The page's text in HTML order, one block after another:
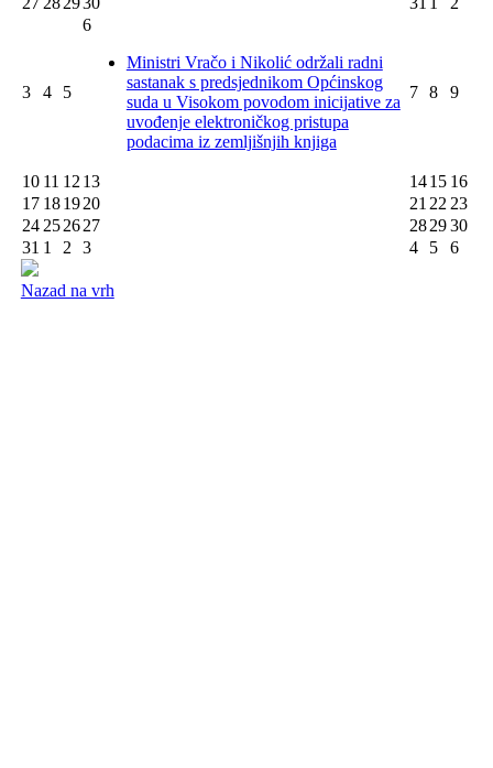
3 4 5
6
Ministri Vračo i Nikolić održali radni
sastanak s predsjednikom Općinskog
suda u Visokom povodom inicijative za
uvođenje elektroničkog pristupa
podacima iz zemljišnjih knjiga
7 8 9
10 11 12 13 1415 16
17 181920 21 22 23
24 252627 282930
31 1 2 3 4 5 6
Nazad na vrh